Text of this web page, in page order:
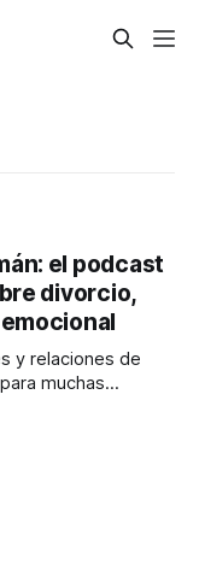
el podcast
divorcio,
y relaciones de
muchas
personales